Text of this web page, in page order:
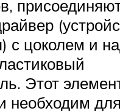
с цоколем и
Этот
необходим